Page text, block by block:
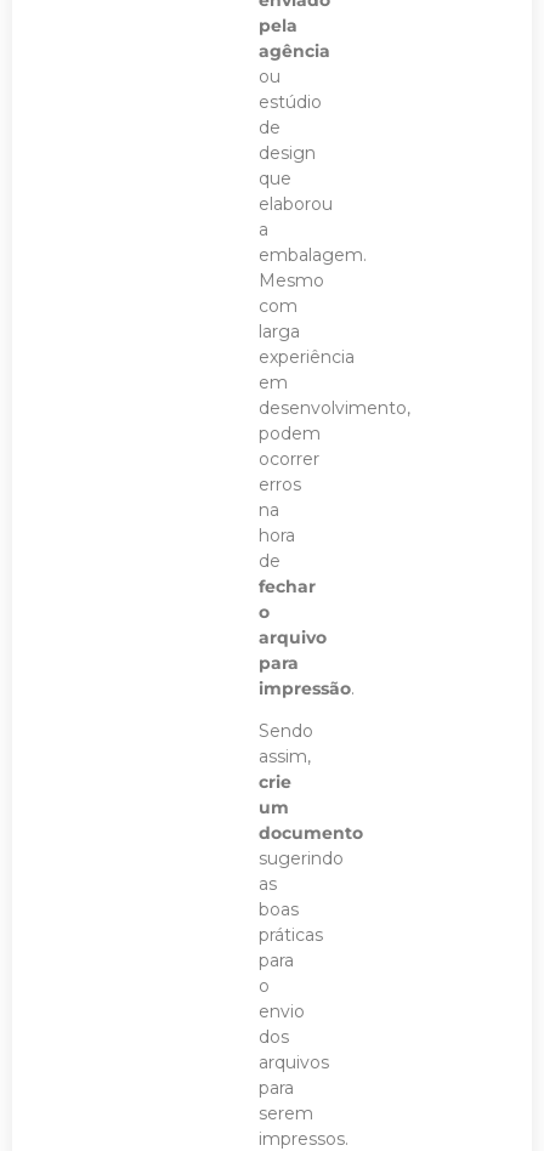
pela
agência
ou
estúdio
de
design
que
elaborou
a
embalagem.
Mesmo
com
larga
experiência
em
desenvolvimento,
podem
ocorrer
erros
na
hora
de
fechar
o
arquivo
para
impressão.
Sendo
assim,
crie
um
documento
sugerindo
as
boas
práticas
para
o
envio
dos
arquivos
para
serem
impressos.